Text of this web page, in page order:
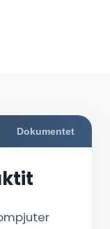
Dokumentet